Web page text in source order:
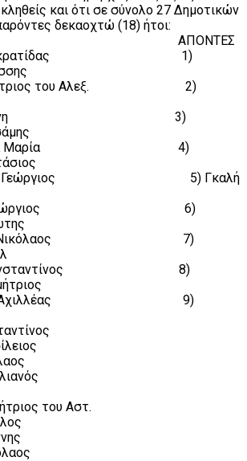
και ότι σε σύνολο 27 Δημοτικών
δεκαοχτώ (18) ήτοι:
ΑΠΟΝΤΕΣ
Καλλικρατίδας 1)
του Αλεξ. 2)
Ελένη 3)
Πάργα Μαρία 4)
Γεώργιος 5) Γκαλή
Γεώργιος 6)
Νικόλαος 7)
Κωνσταντίνος 8)
Αχιλλέας 9)
του Αστ.